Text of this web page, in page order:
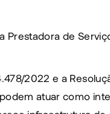
Prestadora de
2022 e a
podem atuar como